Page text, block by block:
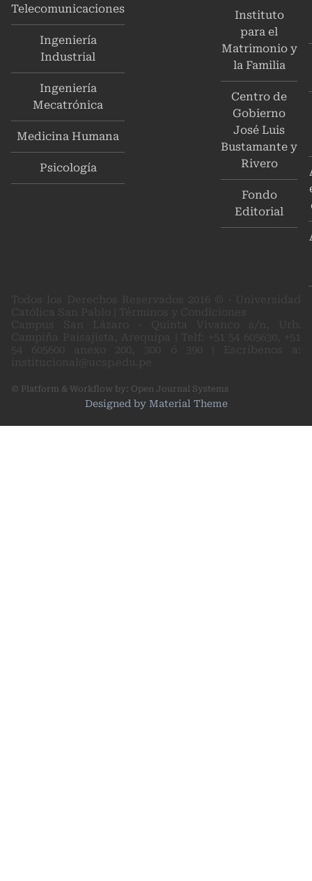
Telecomunicaciones
Ingeniería
Industrial
Ingeniería
Mecatrónica
Medicina Humana
Psicología
Instituto
para el
Matrimonio y
la Familia
Centro de
Gobierno
José Luis
Bustamante y
Rivero
Fondo
Editorial
© Platform & Workflow by: Open Journal Systems
Designed by Material Theme